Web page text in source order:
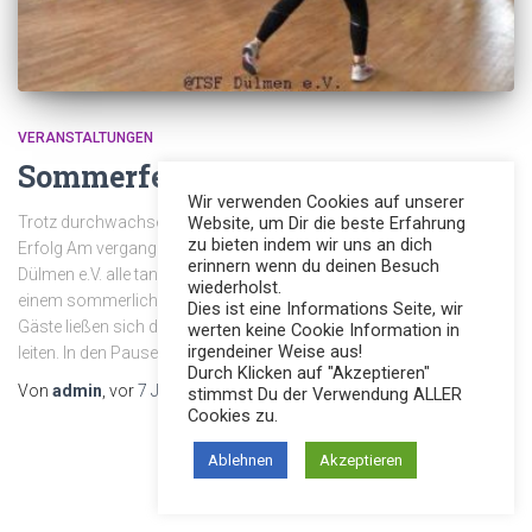
VERANSTALTUNGEN
Sommerfest 2019
Trotz durchwachsenem Wetter war das Sommerfest ein voller
Erfolg Am vergangenen Sonntag luden die TanzSportFreunde
Dülmen e.V. alle tanzsportbegeisterte und interessierte Gäste zu
einem sommerlichen Familientag ein. Die zahlreich erschienenen
Gäste ließen sich durch das Tanzprogramm von 11 Uhr bis 16 Uhr
leiten. In den Pausen verpflegten sich dann die
Von admin , vor7 Jahren
Wir verwenden Cookies auf unserer
Website, um Dir die beste Erfahrung
zu bieten indem wir uns an dich
erinnern wenn du deinen Besuch
wiederholst.
Dies ist eine Informations Seite, wir
werten keine Cookie Information in
irgendeiner Weise aus!
Durch Klicken auf "Akzeptieren"
stimmst Du der Verwendung ALLER
Cookies zu.
Ablehnen Akzeptieren